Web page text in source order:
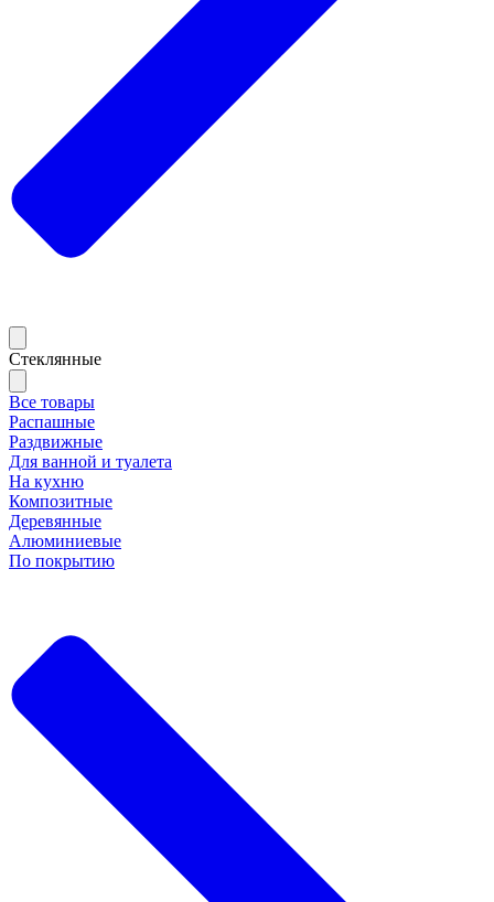
Стеклянные
Все товары
Распашные
Раздвижные
Для ванной и туалета
На кухню
Композитные
Деревянные
Алюминиевые
По покрытию